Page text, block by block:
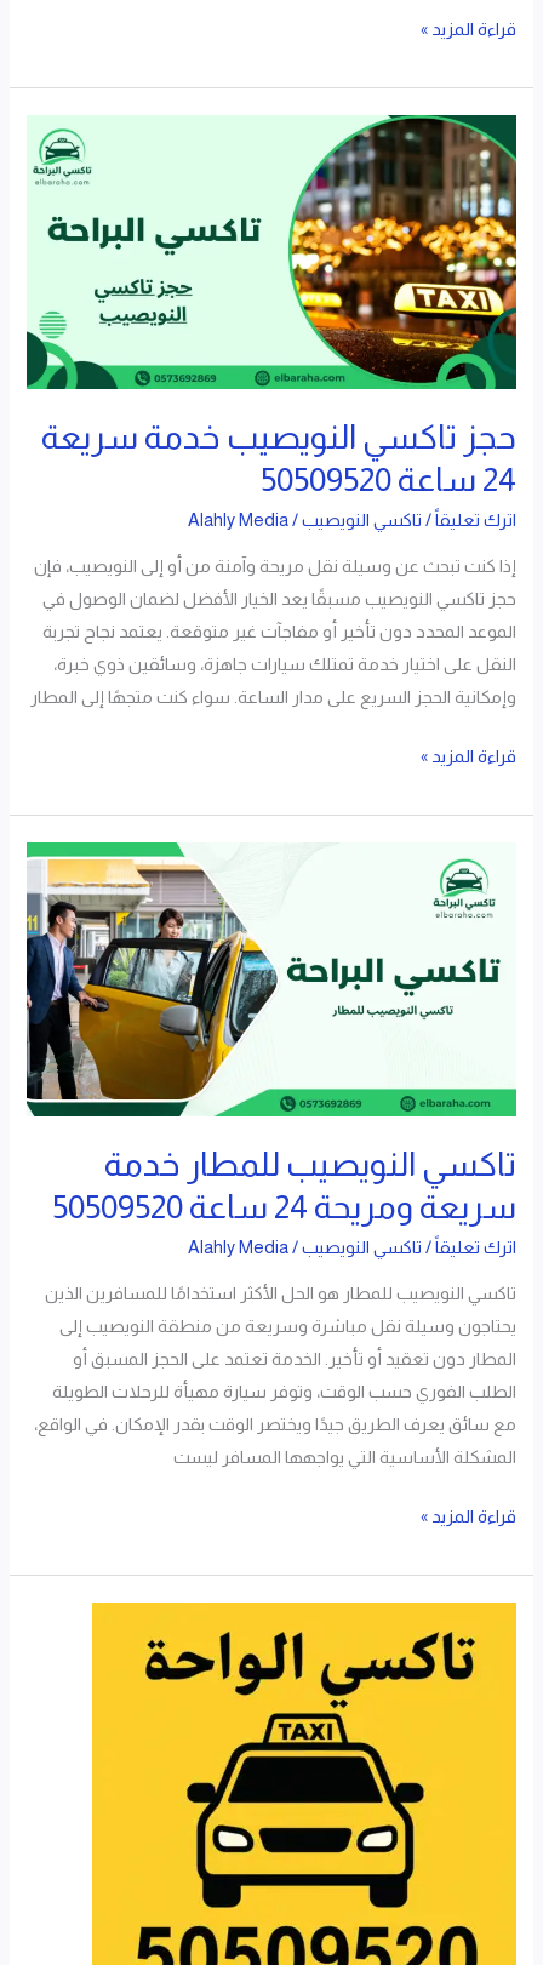
قراءة المزيد »
حجز تاكسي النويصيب خدمة سريعة
24 ساعة 50509520
اترك تعليقاً / تاكسي النويصيب/
Alahly Media
إذا كنت تبحث عن وسيلة نقل مريحة وآمنة من أو إلى النويصيب، فإن
حجز تاكسي النويصيب مسبقًا يعد الخيار الأفضل لضمان الوصول في
الموعد المحدد دون تأخير أو مفاجآت غير متوقعة. يعتمد نجاح تجربة
النقل على اختيار خدمة تمتلك سيارات جاهزة، وسائقين ذوي خبرة،
وإمكانية الحجز السريع على مدار الساعة. سواء كنت متجهًا إلى المطار
تاكسي
النويصيب
خدمة
سريعة
24
ساعة
50509520
قراءة المزيد »
تاكسي النويصيب للمطار خدمة
سريعة ومريحة 24 ساعة 50509520
اترك تعليقاً / تاكسي النويصيب/
Alahly Media
تاكسي النويصيب للمطار هو الحل الأكثر استخدامًا للمسافرين الذين
يحتاجون وسيلة نقل مباشرة وسريعة من منطقة النويصيب إلى
المطار دون تعقيد أو تأخير. الخدمة تعتمد على الحجز المسبق أو
الطلب الفوري حسب الوقت، وتوفر سيارة مهيأة للرحلات الطويلة
مع سائق يعرف الطريق جيدًا ويختصر الوقت بقدر الإمكان. في الواقع،
المشكلة الأساسية التي يواجهها المسافر ليست
تاكسي
النويصيب
للمطار
خدمة
سريعة
ساعة
50509520
قراءة المزيد »
الواحة
اتصل